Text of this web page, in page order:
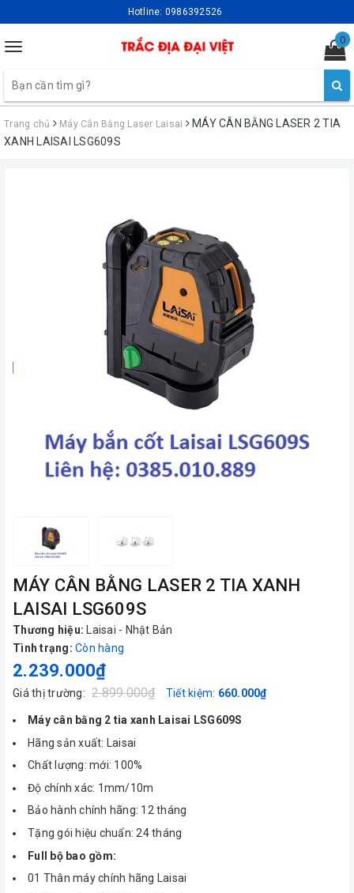
Hotline: 0986392526
Toggle
0
Trang chủ Máy Cân Bằng Laser Laisai
MÁY CÂN BẰNG LASER 2 TIA
XANH LAISAI LSG609S
MÁY CÂN BẰNG LASER 2 TIA XANH
LAISAI LSG609S
Thương hiệu:
Laisai - Nhật Bản
Tình trạng: Còn hàng
2.239.000₫
Giá thị trường: 2.899.000₫ Tiết kiệm: 660.000₫
Máy cân bằng 2 tia xanh Laisai LSG609S
Hãng sản xuất: Laisai
Chất lượng: mới: 100%
Độ chính xác: 1mm/10m
Bảo hành chính hãng: 12 tháng
Tặng gói hiệu chuẩn: 24 tháng
Full bộ bao gồm:
01 Thân máy chính hãng Laisai